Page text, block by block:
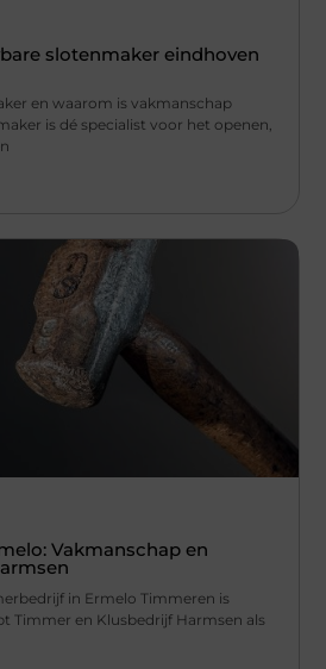
slotenmaker eindhoven
en waarom is vakmanschap
is dé specialist voor het openen,
Vakmanschap en
in Ermelo Timmeren is
Timmer en Klusbedrijf Harmsen als